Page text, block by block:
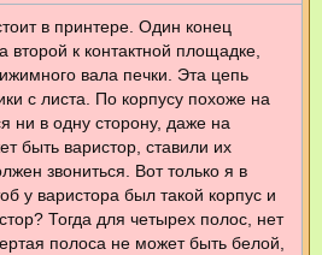
б
е
н
и
в принтере. Один конец
второй к контактной площадке,
вала печки. Эта цепь
с листа. По корпусу похоже на
ни в одну сторону, даже на
быть варистор, ставили их
звониться. Вот только я в
у варистора был такой корпус и
Тогда для четырех полос, нет
полоса не может быть белой,